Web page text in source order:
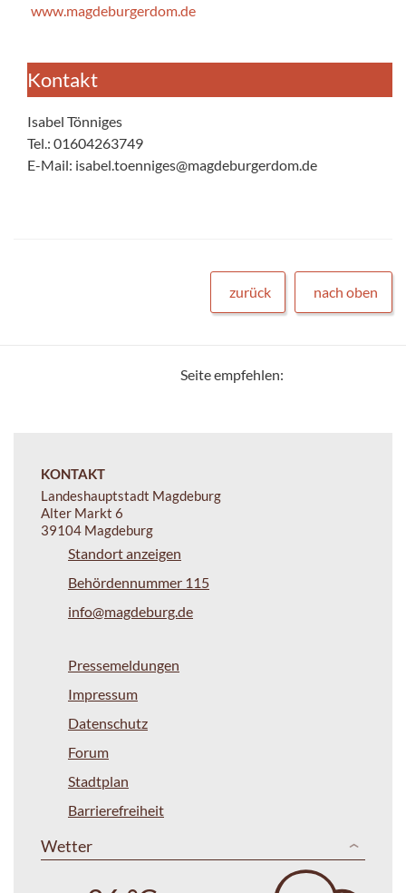
www.magdeburgerdom.de
Kontakt
Isabel Tönniges
Tel.: 01604263749
E-Mail: isabel.toenniges@magdeburgerdom.de
zurück nach oben
Seite empfehlen:
KONTAKT
Landeshauptstadt Magdeburg
Alter Markt 6
39104 Magdeburg
Standort anzeigen
Behördennummer 115
info@magdeburg.de
Pressemeldungen
Impressum
Datenschutz
Forum
Stadtplan
Barrierefreiheit
Wetter